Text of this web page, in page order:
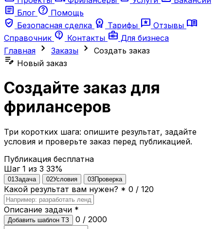
article Блог help Помощь
verified_user Безопасная сделка workspace_premium Тарифы reviews Отзывы menu_book
Справочник contact_support Контакты business_center Для бизнеса
Главная chevron_right Заказы chevron_right Создать заказ
edit_note Новый заказ
Создайте заказ для
фрилансеров
Три коротких шага: опишите результат, задайте
условия и проверьте заказ перед публикацией.
Публикация бесплатна
Шаг 1 из 3 33%
01 Задача 02Условия 03Проверка
Какой результат вам нужен? * 0 / 120
Описание задачи *
Добавить шаблон ТЗ 0 / 2000